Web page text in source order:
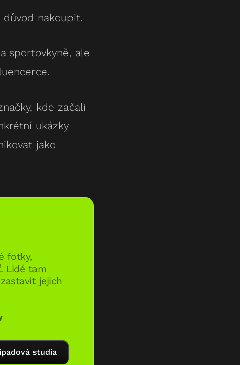
nakoupit.
sportovkyně, ale
kde začali
ukázky
jako
fotky,
Lidé tam
jejich
studia